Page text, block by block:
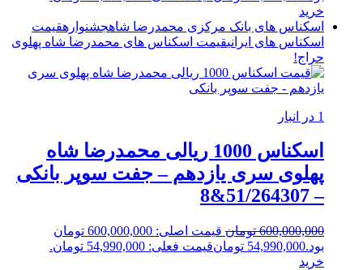
خرید
اسکناس های بانک مرکزی محمدرضا شاهجشنوارهقیمت
اسکناس های ایرانیقیمت اسکناس های محمدرضا شاه پهلوی
حراج!
1 در انبار
اسکناس 1000 ریالی محمدرضا شاه
پهلوی سری یازدهم – جفت سوپر بانکی
– 51/264307&8
600,000,000 تومان
قیمت اصلی: 600,000,000 تومان
بود.54,990,000 تومانقیمت فعلی: 54,990,000 تومان.
خرید